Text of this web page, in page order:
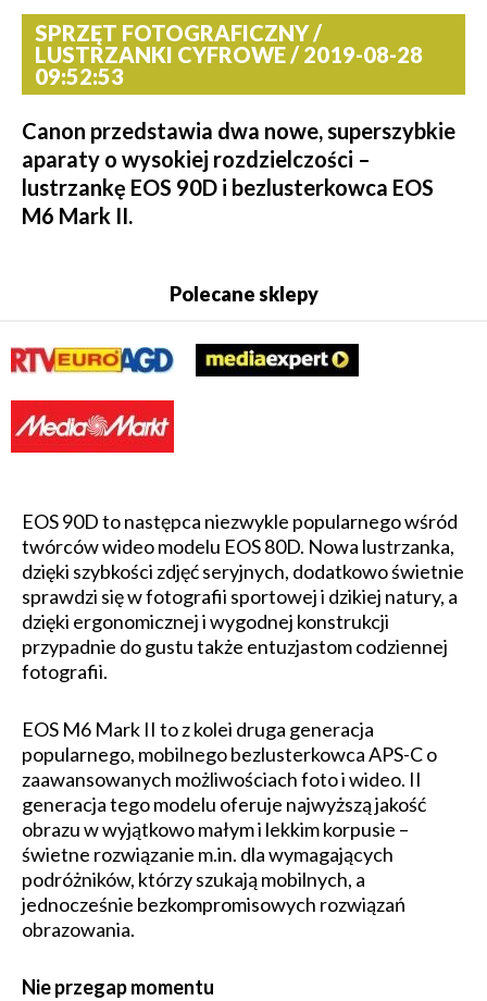
SPRZĘT FOTOGRAFICZNY /
LUSTRZANKI CYFROWE / 2019-08-28
09:52:53
Canon przedstawia dwa nowe, superszybkie
aparaty o wysokiej rozdzielczości –
lustrzankę EOS 90D i bezlusterkowca EOS
M6 Mark II.
Polecane sklepy
EOS 90D to następca niezwykle popularnego wśród
twórców wideo modelu EOS 80D. Nowa lustrzanka,
dzięki szybkości zdjęć seryjnych, dodatkowo świetnie
sprawdzi się w fotografii sportowej i dzikiej natury, a
dzięki ergonomicznej i wygodnej konstrukcji
przypadnie do gustu także entuzjastom codziennej
fotografii.
EOS M6 Mark II to z kolei druga generacja
popularnego, mobilnego bezlusterkowca APS-C o
zaawansowanych możliwościach foto i wideo. II
generacja tego modelu oferuje najwyższą jakość
obrazu w wyjątkowo małym i lekkim korpusie –
świetne rozwiązanie m.in. dla wymagających
podróżników, którzy szukają mobilnych, a
jednocześnie bezkompromisowych rozwiązań
obrazowania.
Nie przegap momentu